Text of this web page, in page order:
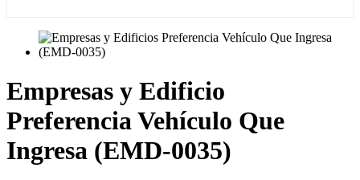
Empresas y Edificio
Preferencia Vehículo Que
Ingresa (EMD-0035)